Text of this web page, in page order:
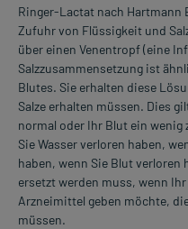
Ringer-Lactat nach Hartmann
Zufuhr von Flüssigkeit und
über einen Venentropf (eine
Salzzusammensetzung ist
Blutes. Sie erhalten diese
Salze erhalten müssen. Dies
normal oder Ihr Blut ein wenig
Sie Wasser verloren haben,
haben, wenn Sie Blut verloren
ersetzt werden muss, wenn
Arzneimittel geben möchte,
müssen.